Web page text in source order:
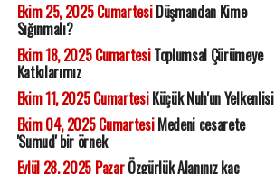
Ekim 25, 2025 CumartesiDüşmandan Kime
Sığınmalı?
Ekim 18, 2025 CumartesiToplumsal Çürümeye
Katkılarımız
Ekim 11, 2025 CumartesiKüçük Nuh'un Yelkenlisi
Ekim 04, 2025 CumartesiMedeni cesarete
'Sumud' bir örnek
Eylül 28, 2025 PazarÖzgürlük Alanınız kaç